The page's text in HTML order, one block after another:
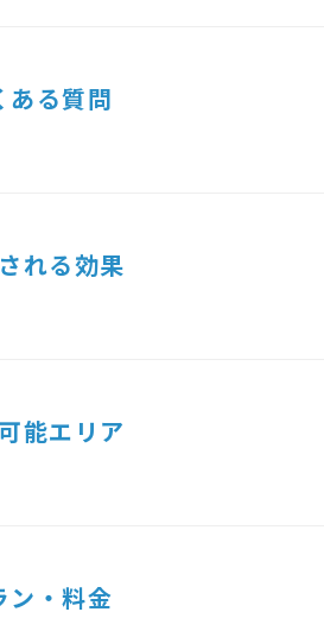
ある質問
れる効果
能エリア
ン・料金